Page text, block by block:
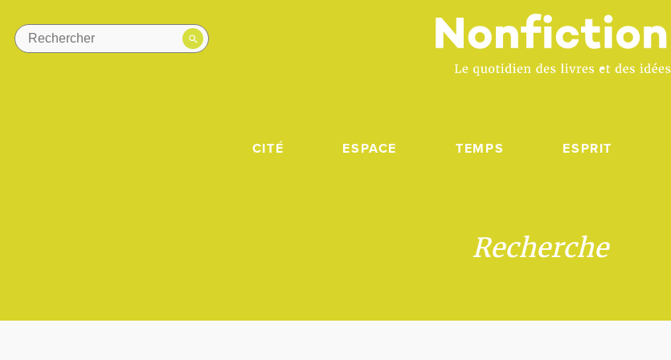
CITÉ ESPACE TEMPS ESPRIT
Recherche